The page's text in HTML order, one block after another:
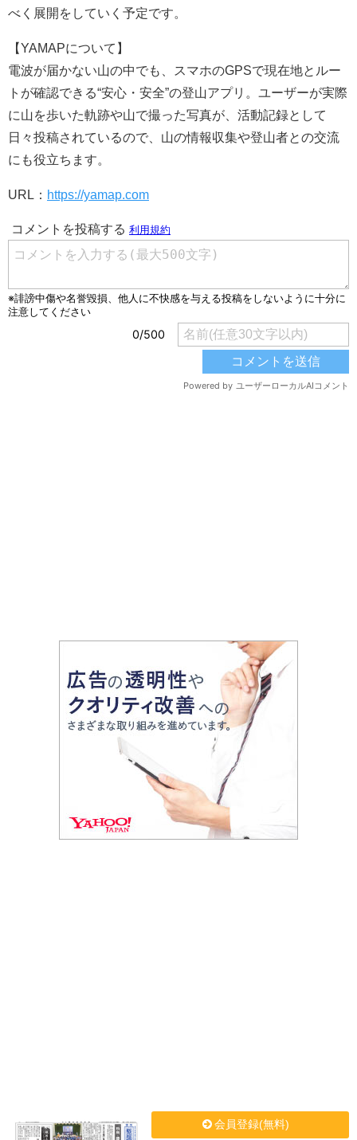
べく展開をしていく予定です。
【YAMAPについて】
電波が届かない山の中でも、スマホのGPSで現在地とルー
トが確認できる“安心・安全”の登山アプリ。ユーザーが実際
に山を歩いた軌跡や山で撮った写真が、活動記録として
日々投稿されているので、山の情報収集や登山者との交流
にも役立ちます。
URL： https://yamap.com
会員登録(無料)